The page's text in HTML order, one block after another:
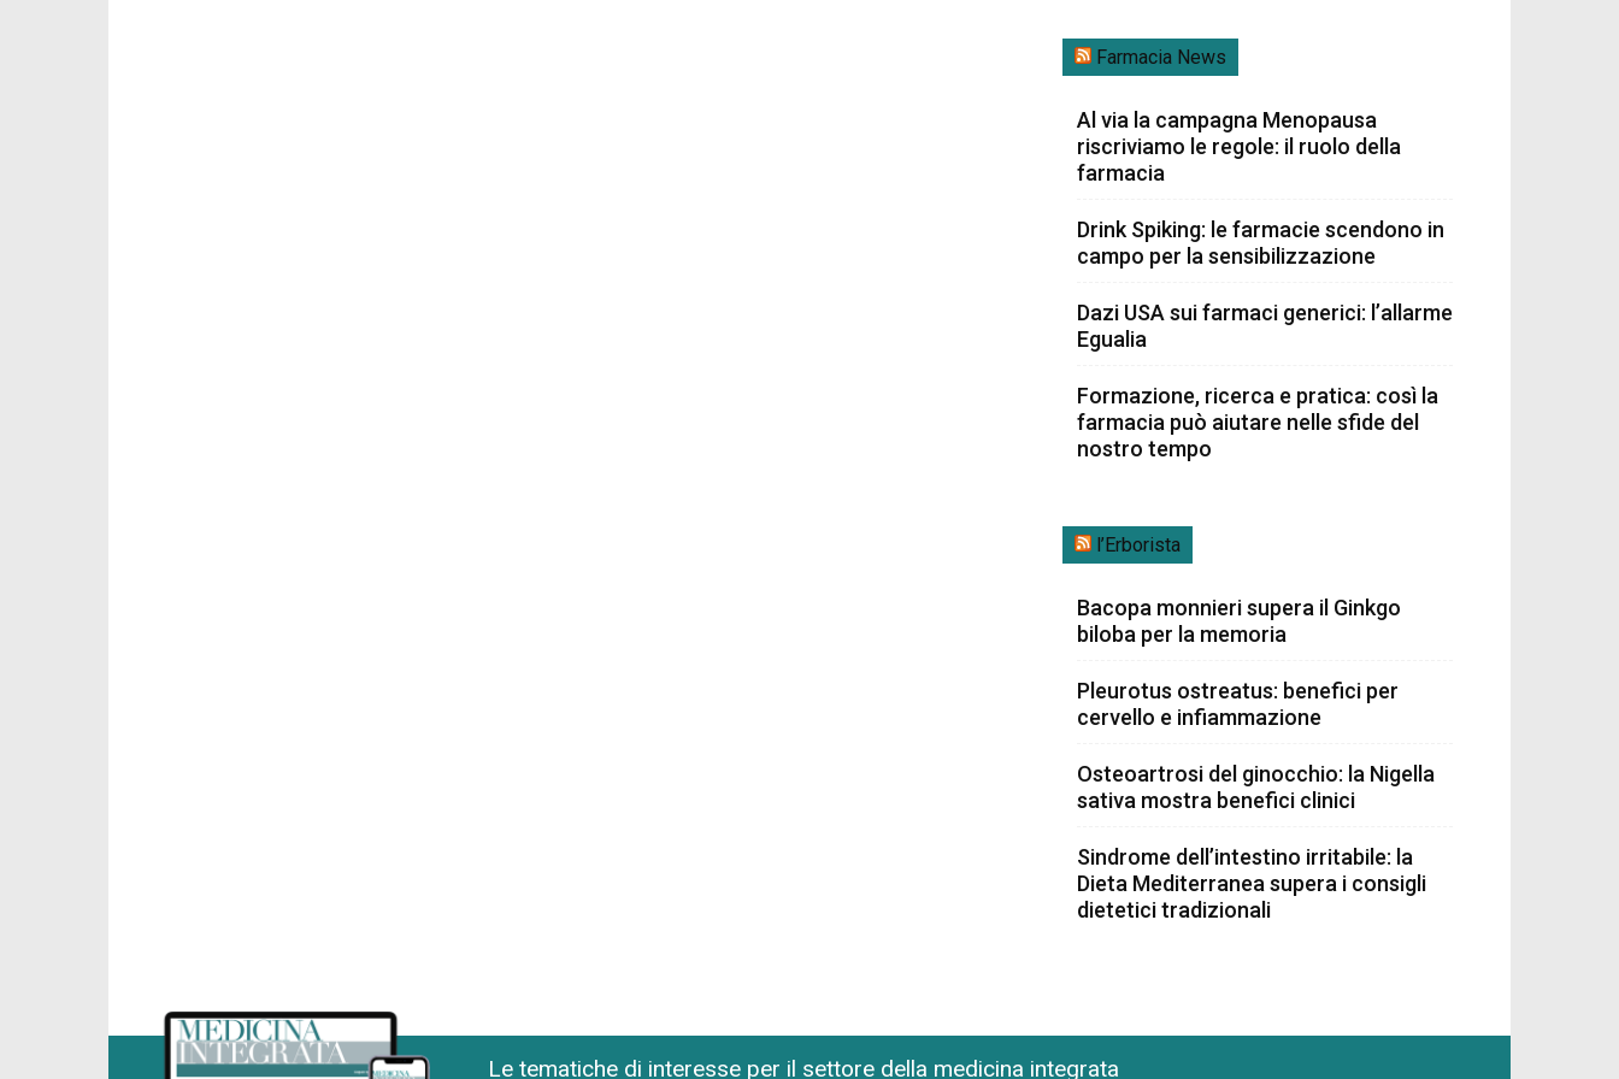
Farmacia News
Al via la campagna Menopausa
riscriviamo le regole: il ruolo della
farmacia
Drink Spiking: le farmacie scendono in
campo per la sensibilizzazione
Dazi USA sui farmaci generici: l’allarme
Egualia
Formazione, ricerca e pratica: così la
farmacia può aiutare nelle sfide del
nostro tempo
l’Erborista
Bacopa monnieri supera il Ginkgo
biloba per la memoria
Pleurotus ostreatus: benefici per
cervello e infiammazione
Osteoartrosi del ginocchio: la Nigella
sativa mostra benefici clinici
Sindrome dell’intestino irritabile: la
Dieta Mediterranea supera i consigli
dietetici tradizionali
Le tematiche di interesse per il settore della medicina integrata